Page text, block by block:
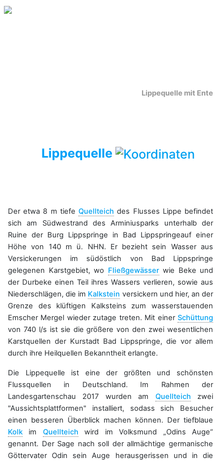
Lippequelle mit Ente
Lippequelle
Der etwa 8 m tiefeQuellteich des Flusses Lippe befindet
sich am Südwestrand des Arminiusparks unterhalb der
Ruine der Burg Lippspringe in Bad Lippspringeauf einer
Höhe von 140 m ü. NHN. Er bezieht sein Wasser aus
Versickerungen im südöstlich von Bad Lippspringe
gelegenen Karstgebiet, wo Fließgewässerwie Beke und
der Durbeke einen Teil ihres Wassers verlieren, sowie aus
Niederschlägen, die im Kalkstein versickern und hier, an der
Grenze des klüftigen Kalksteins zum wasserstauenden
Emscher Mergel wieder zutage treten. Mit einer Schüttung
von 740 l/s ist sie die größere von den zwei wesentlichen
Karstquellen der Kurstadt Bad Lippspringe, die vor allem
durch ihre Heilquellen Bekanntheit erlangte.
Die Lippequelle ist eine der größten und schönsten
Flussquellen in Deutschland. Im Rahmen der
Landesgartenschau 2017 wurden am Quellteich zwei
"Aussichtsplattformen" installiert, sodass sich Besucher
einen besseren Überblick machen können. Der tiefblaue
Kolk im Quellteich wird im Volksmund „Odins Auge“
genannt. Der Sage nach soll der allmächtige germanische
Göttervater Odin sein Auge herausgerissen und in die